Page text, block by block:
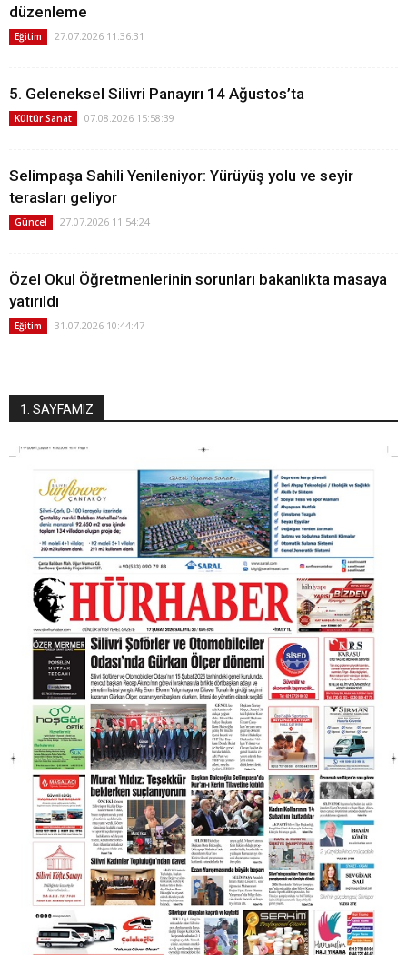
düzenleme
Eğitim 27.07.2026 11:36:31
5. Geleneksel Silivri Panayırı 14 Ağustos’ta
Kültür Sanat 07.08.2026 15:58:39
Selimpaşa Sahili Yenileniyor: Yürüyüş yolu ve seyir
terasları geliyor
Güncel 27.07.2026 11:54:24
Özel Okul Öğretmenlerinin sorunları bakanlıkta masaya
yatırıldı
Eğitim 31.07.2026 10:44:47
1. SAYFAMIZ